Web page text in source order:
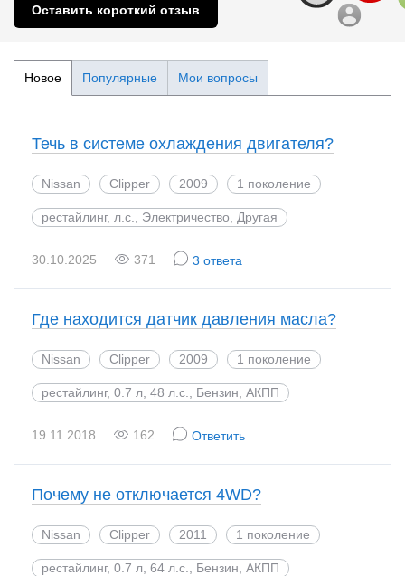
Оставить короткий отзыв
Новое Популярные Мои вопросы
Течь в системе охлаждения двигателя?
Nissan Clipper 2009 1 поколение
рестайлинг, л.с., Электричество, Другая
30.10.2025 371 3 ответа
Где находится датчик давления масла?
Nissan Clipper 2009 1 поколение
рестайлинг, 0.7 л, 48 л.с., Бензин, АКПП
19.11.2018 162 Ответить
Почему не отключается 4WD?
Nissan Clipper 2011 1 поколение
рестайлинг, 0.7 л, 64 л.с., Бензин, АКПП